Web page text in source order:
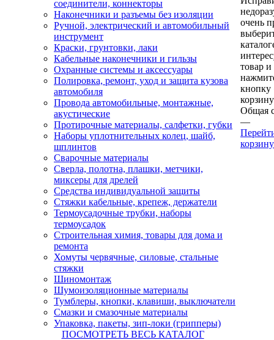
соединители, коннекторы
Наконечники и разъемы без изоляции
Ручной, электрический и автомобильный
инструмент
Краски, грунтовки, лаки
Кабельные наконечники и гильзы
Охранные системы и аксессуары
Полировка, ремонт, уход и защита кузова
автомобиля
Провода автомобильные, монтажные,
акустические
Протирочные материалы, салфетки, губки
Наборы уплотнительных колец, шайб,
шплинтов
Сварочные материалы
Сверла, полотна, плашки, метчики,
миксеры для дрелей
Средства индивидуальной защиты
Стяжки кабельные, крепеж, держатели
Термоусадочные трубки, наборы
термоусадок
Строительная химия, товары для дома и
ремонта
Хомуты червячные, силовые, стальные
стяжки
Шиномонтаж
Шумоизоляционные материалы
Тумблеры, кнопки, клавиши, выключатели
Смазки и смазочные материалы
Упаковка, пакеты, зип-локи (грипперы)
ПОСМОТРЕТЬ ВЕСЬ КАТАЛОГ
очень
товар и
кнопку
Общая
—
корзину